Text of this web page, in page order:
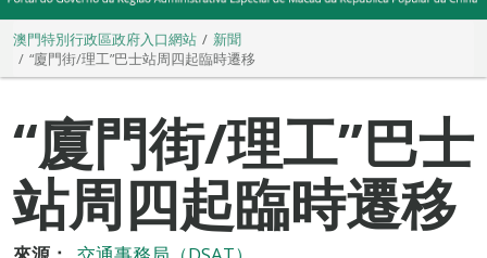
澳門特別行政區政府入口網站
新聞
“廈門街/理工”巴士站周四起臨時遷移
“廈門街/理工”巴士
站周四起臨時遷移